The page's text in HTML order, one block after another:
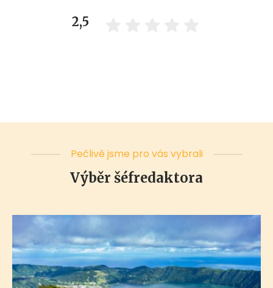
2,5
Pečlivě jsme pro vás vybrali
Výběr šéfredaktora